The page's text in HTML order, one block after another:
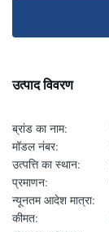
उत्पाद विवरण
ब्रांड का नाम:
मॉडल नंबर:
उत्पत्ति का स्थान:
प्रमाणन:
न्यूनतम आदेश मात्रा:
कीमत: